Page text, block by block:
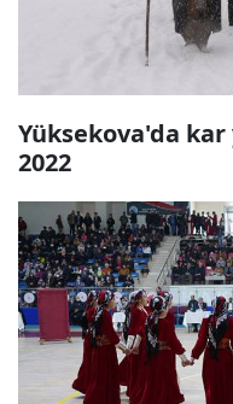
Yüksekova'da kar
2022